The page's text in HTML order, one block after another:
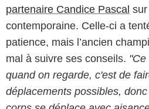
partenaire Candice Pascal
contemporaine. Celle-ci a
patience, mais l’ancien
mal à suivre ses conseils. "Ce
quand on regarde, c'est de
déplacements possibles,